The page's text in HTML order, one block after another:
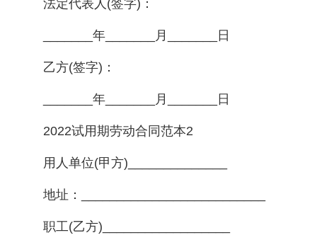
法定代表人(签字)：
_______年_______月_______日
乙方(签字)：
_______年_______月_______日
2022试用期劳动合同范本2
用人单位(甲方)______________
地址：__________________________
职工(乙方)__________________